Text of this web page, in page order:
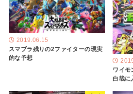
2019.06.15
スマブラ残りの2ファイターの現実
的な予想
ワイモ
白哉に